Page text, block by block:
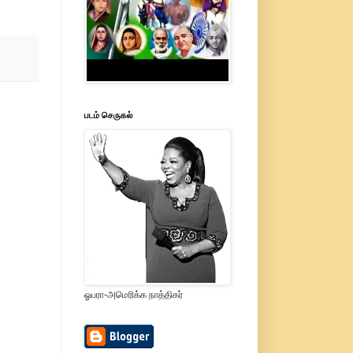
படம் செருகல்
ஓபரா-அமெரிக்க நாத்திகர்